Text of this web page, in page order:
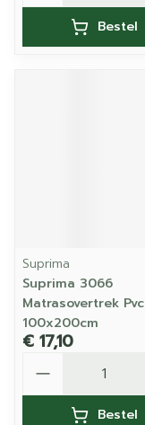
Bestel
Suprima
Suprima 3066
Matrasovertrek Pvc
100x200cm
€ 17,10
Bestel